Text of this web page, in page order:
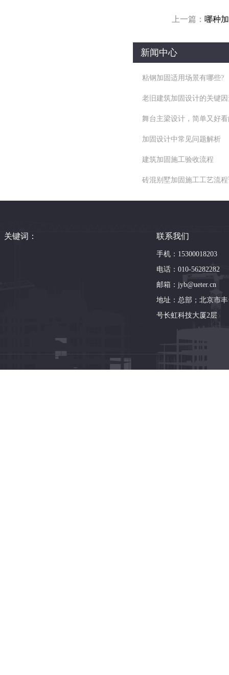
上一篇： 哪种
新闻中心
粘钢加固适用场景有哪些?
老旧建筑加固设计的关键
舞台主梁设计，简单又好
加固设计中常见问题解析
建筑加固施工验收流程
砖混别墅加固施工工艺流
关键词： 联系我们
手机：15300018203
电话：010-56282282
邮箱：jyb@ueter.cn
地址：总部；北京市
号长虹科技大厦2层